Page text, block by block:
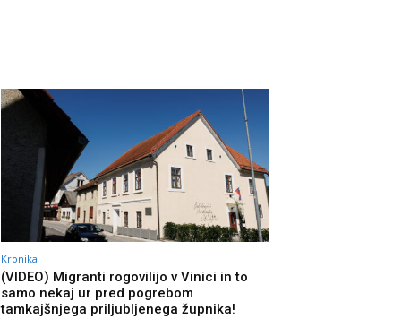
Kronika
(VIDEO) Migranti rogovilijo v Vinici in to
samo nekaj ur pred pogrebom
tamkajšnjega priljubljenega župnika!